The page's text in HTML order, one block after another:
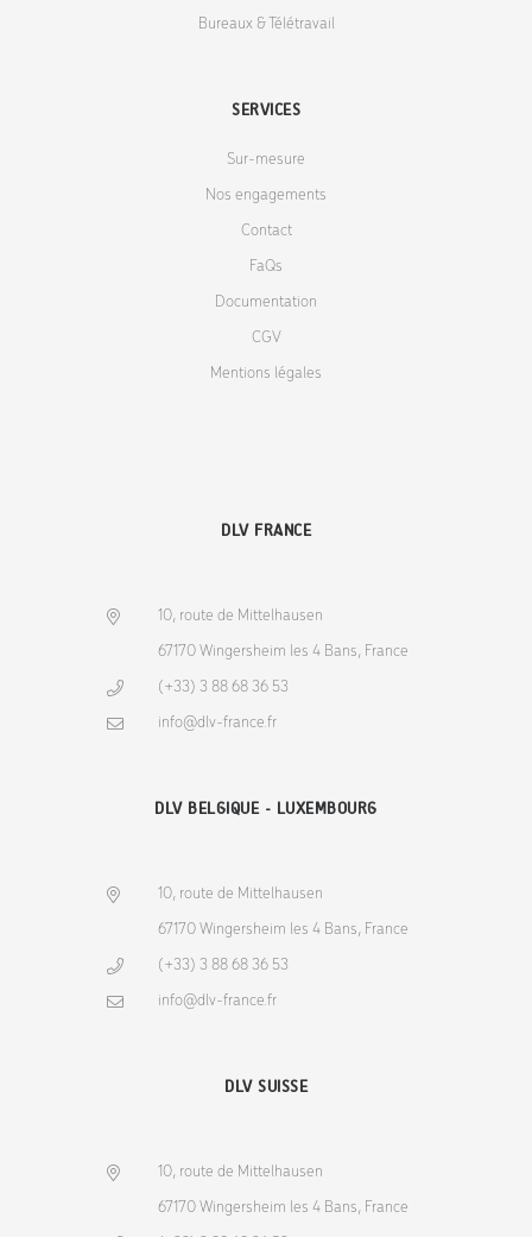
Bureaux & Télétravail
SERVICES
Sur-mesure
Nos engagements
Contact
FaQs
Documentation
CGV
Mentions légales
DLV FRANCE
10, route de Mittelhausen
67170 Wingersheim les 4 Bans, France
(+33) 3 88 68 36 53
info@dlv-france.fr
DLV BELGIQUE - LUXEMBOURG
10, route de Mittelhausen
67170 Wingersheim les 4 Bans, France
(+33) 3 88 68 36 53
info@dlv-france.fr
DLV SUISSE
10, route de Mittelhausen
67170 Wingersheim les 4 Bans, France